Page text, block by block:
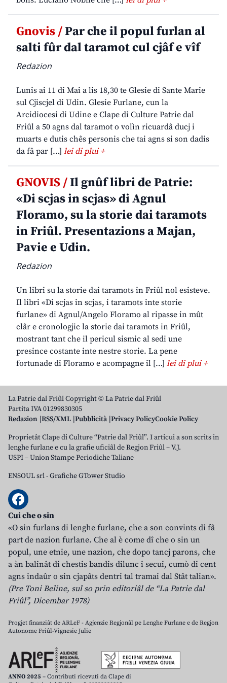
Gnovis /Par che il popul furlan al
salti fûr dal taramot cul cjâf e vîf
Redazion
Lunis ai 11 di Mai a lis 18,30 te Glesie di Sante Marie
sul Cjiscjel di Udin. Glesie Furlane, cun la
Arcidiocesi di Udine e Clape di Culture Patrie dal
Friûl a 50 agns dal taramot o volìn ricuardâ ducj i
muarts e dutis chês personis che tai agns si son dadis
da fâ par […] lei di plui +
GNOVIS /Il gnûf libri de Patrie:
«Di scjas in scjas» di Agnul
Floramo, su la storie dai taramots
in Friûl. Presentazions a Majan,
Pavie e Udin.
Redazion
Un libri su la storie dai taramots in Friûl nol esisteve.
Il libri «Di scjas in scjas, i taramots inte storie
furlane» di Agnul/Angelo Floramo al ripasse in mût
clâr e cronologjic la storie dai taramots in Friûl,
mostrant tant che il pericul sismic al sedi une
presince costante inte nestre storie. La pene
fortunade di Floramo e acompagne il […] lei di plui +
La Patrie dal Friûl Copyright © La Patrie dal Friûl
Partita IVA 01299830305
Redazion RSS/XML Pubblicità Privacy PolicyCookie Policy
Proprietât Clape di Culture “Patrie dal Friûl”. I articui a son scrits in
lenghe furlane e cu la grafie uficiâl de Regjon Friûl – V.J.
USPI – Union Stampe Periodiche Taliane
ENSOUL srl-Grafiche GTower Studio
Cui che o sin
«O sin furlans di lenghe furlane, che a son convints di fâ
part de nazion furlane. Che al è come dî che o sin un
popul, une etnie, une nazion, che dopo tancj parons, che
a àn balinât di chestis bandis dilunc i secui, cumò di cent
agns indaûr o sin cjapâts dentri tal tramai dal Stât talian».
(Pre Toni Beline, sul so prin editoriâl de “La Patrie dal
Friûl”, Dicembar 1978)
Progjet finanziât de ARLeF - Agjenzie Regjonâl pe Lenghe Furlane e de Regjon
Autonome Friûl-Vignesie Julie
ANNO 2025 – Contributi ricevuti da Clape di